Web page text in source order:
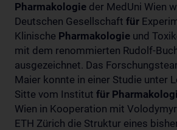
Pharmakologie der MedUni Wien
Deutschen Gesellschaft für
Klinische Pharmakologie und
mit dem renommierten Rudolf-
ausgezeichnet. Das
Maier konnte in einer Studie unter
Sitte vom Institut für
Wien in Kooperation mit
ETH Zürich die Struktur eines